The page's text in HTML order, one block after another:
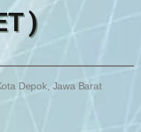
)
Depok, Jawa Barat